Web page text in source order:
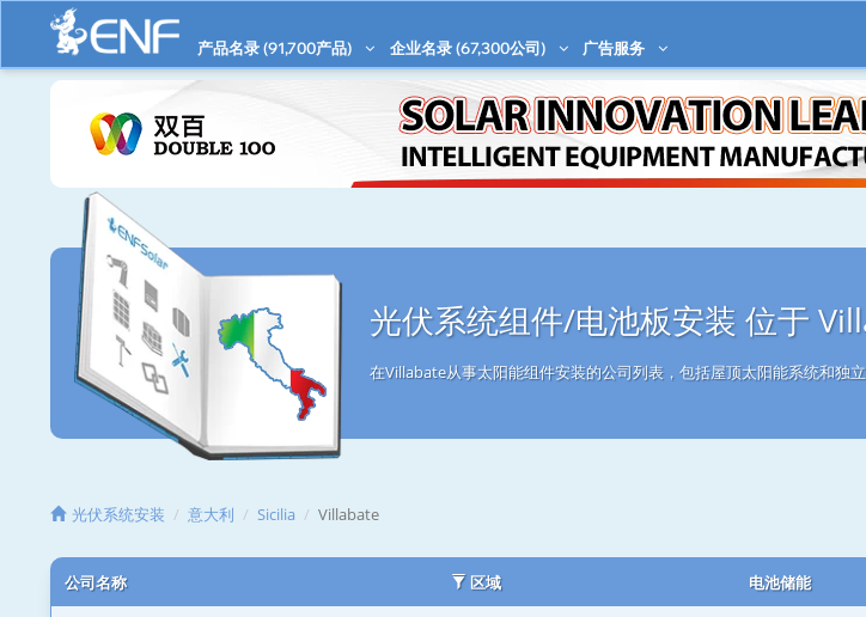
产品名录 (91,700产品) 企业名录 (67,300公司) 广告服务
光伏系统组件/电池板安装 位于
在Villabate从事太阳能组件安装的公司列表，包括屋顶太阳能系统和独
光伏系统安装 意大利 Sicilia Villabate
公司名称 区域 电池储能